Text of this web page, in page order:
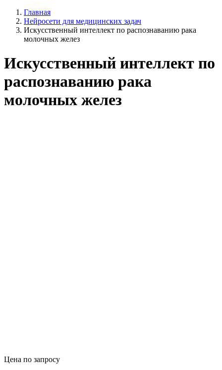
Главная
Нейросети для медицинских задач
Искусственный интеллект по распознаванию рака
молочных желез
Искусственный интеллект по
распознаванию рака
молочных желез
Цена по запросу